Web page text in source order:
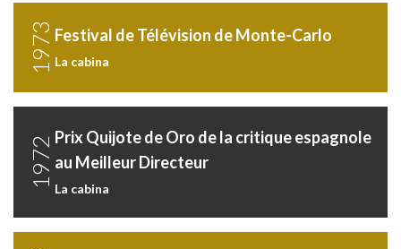
1973 Festival de Télévision de Monte-Carlo
La cabina
1972 Prix Quijote de Oro de la critique espagnole
au Meilleur Directeur
La cabina